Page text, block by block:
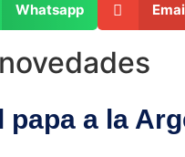
Whatsapp
papa a la